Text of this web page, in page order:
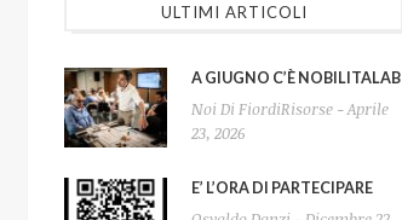
ULTIMI ARTICOLI
A GIUGNO C’È NOBILITALAB
Noi Di FiordiRisorse - Aprile
23, 2026
E’ L’ORA DI PARTECIPARE